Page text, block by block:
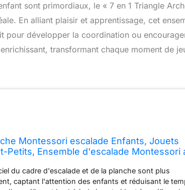
sont primordiaux, le « 7 en 1 Triangle
En alliant plaisir et apprentissage, cet
pour développer la coordination ou
transformant chaque moment de
Montessori escalade Enfants, Jouets
Petits, Ensemble d'escalade Montessori
du cadre d'escalade et de la planche sont plus
captant l'attention des enfants et réduisant le